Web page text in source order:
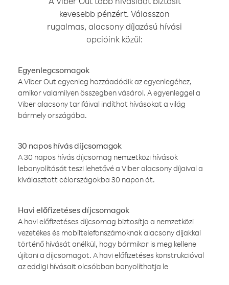
kevesebb pénzért. Válasszon
rugalmas, alacsony díjazású hívási
opcióink közül:
Egyenlegcsomagok
A Viber Out egyenleg hozzáadódik az egyenlegéhez,
amikor valamilyen összegben vásárol. A egyenleggel a
Viber alacsony tarifáival indíthat hívásokat a világ
bármely országába.
30 napos hívás díjcsomagok
A 30 napos hívás díjcsomag nemzetközi hívások
lebonyolítását teszi lehetővé a Viber alacsony díjaival a
kiválasztott célországokba 30 napon át.
Havi előfizetéses díjcsomagok
A havi előfizetéses díjcsomag biztosítja a nemzetközi
vezetékes és mobiltelefonszámoknak alacsony díjakkal
történő hívását anélkül, hogy bármikor is meg kellene
újítani a díjcsomagot. A havi előfizetéses konstrukcióval
az eddigi hívásait olcsóbban bonyolíthatja le